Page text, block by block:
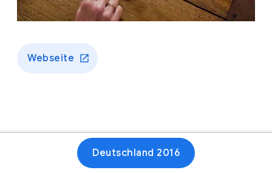
Webseite
Deutschland 2016